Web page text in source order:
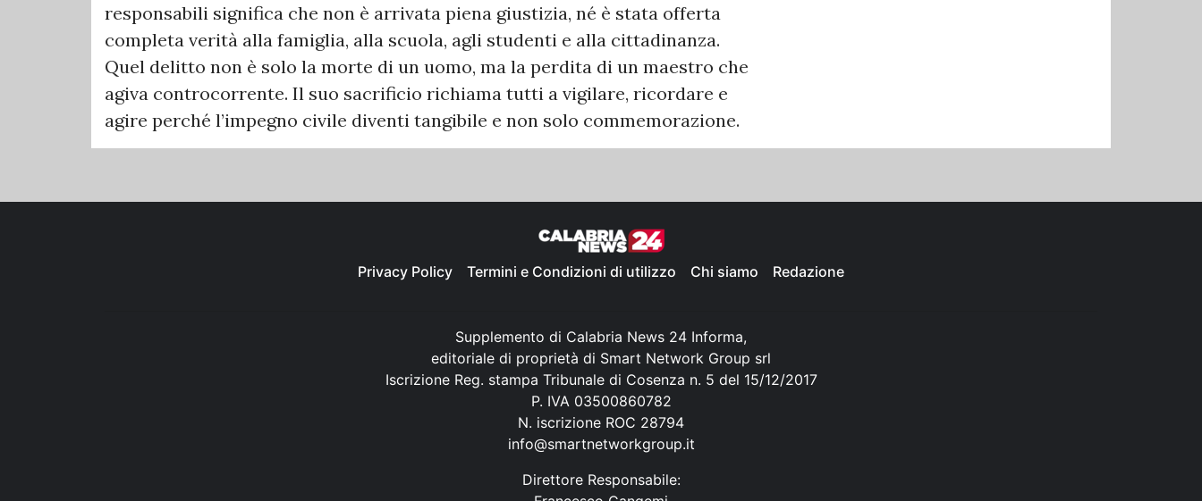
responsabili significa che non è arrivata piena giustizia, né è stata offerta
completa verità alla famiglia, alla scuola, agli studenti e alla cittadinanza.
Quel delitto non è solo la morte di un uomo, ma la perdita di un maestro che
agiva controcorrente. Il suo sacrificio richiama tutti a vigilare, ricordare e
agire perché l’impegno civile diventi tangibile e non solo commemorazione.
Privacy Policy Termini e Condizioni di utilizzo Chi siamo Redazione
Supplemento di Calabria News 24 Informa,
editoriale di proprietà di Smart Network Group srl
Iscrizione Reg. stampa Tribunale di Cosenza n. 5 del 15/12/2017
P. IVA 03500860782
N. iscrizione ROC 28794
info@smartnetworkgroup.it
Direttore Responsabile: